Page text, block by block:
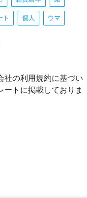
ト 個人 ウマ
社の利用規約に基づい
ートに掲載しておりま